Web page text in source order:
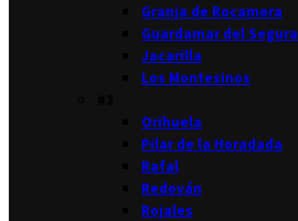
Granja de Rocamora
Guardamar del Segura
Jacarilla
Los Montesinos
Orihuela
Pilar de la Horadada
Rafal
Redován
Rojales